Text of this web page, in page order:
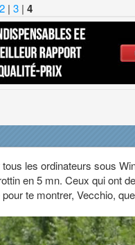
2 |3 |4
les ordinateurs sous
en 5 mn. Ceux qui ont
te montrer, Vecchio,